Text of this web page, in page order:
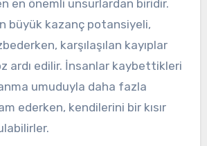
en önemli unsurlardan biridir.
büyük kazanç potansiyeli,
karşılaşılan kayıplar
ardı edilir. İnsanlar kaybettikleri
umuduyla daha fazla
ederken, kendilerini bir kısır